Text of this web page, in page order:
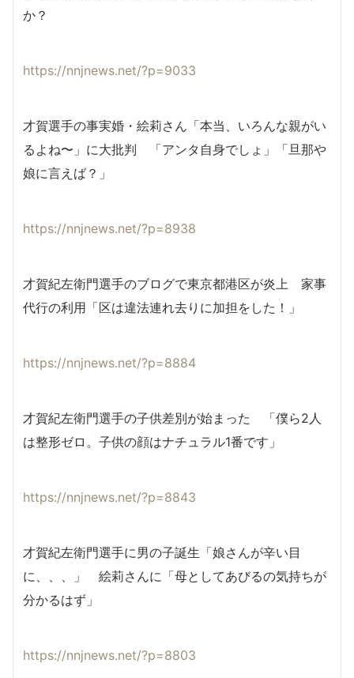
か？
https://nnjnews.net/?p=9033
才賀選手の事実婚・絵莉さん「本当、いろんな親がい
るよね〜」に大批判 「アンタ自身でしょ」「旦那や
娘に言えば？」
https://nnjnews.net/?p=8938
才賀紀左衛門選手のブログで東京都港区が炎上 家事
代行の利用「区は違法連れ去りに加担をした！」
https://nnjnews.net/?p=8884
才賀紀左衛門選手の子供差別が始まった 「僕ら2人
は整形ゼロ。子供の顔はナチュラル1番です」
https://nnjnews.net/?p=8843
才賀紀左衛門選手に男の子誕生「娘さんが辛い目
に、、、」 絵莉さんに「母としてあびるの気持ちが
分かるはず」
https://nnjnews.net/?p=8803